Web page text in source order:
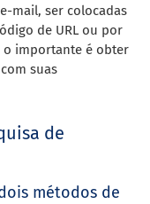
mail, ser colocadas
de URL ou por
o importante é obter
suas
de
métodos de